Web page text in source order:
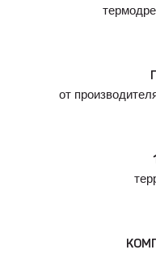
от